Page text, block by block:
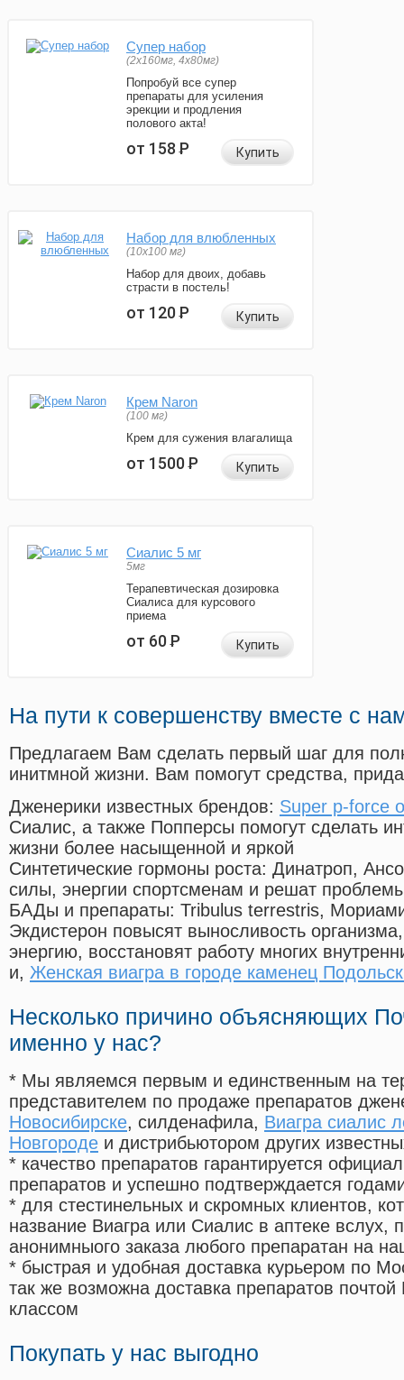
Супер набор
(2х160мг, 4х80мг)
Попробуй все супер
препараты для усиления
эрекции и продления
полового акта!
от 158Р Купить
Набор для влюбленных
(10х100 мг)
Набор для двоих, добавь
страсти в постель!
от 120Р Купить
Крем Naron
(100 мг)
Крем для сужения влагалища
от 1500Р Купить
Сиалис 5 мг
5мг
Терапевтическая дозировка
Сиалиса для курсового
приема
от 60Р Купить
На пути к совершенству вместе с
Предлагаем Вам сделать первый шаг для
инитмной жизни. Вам помогут средства,
Дженерики известных брендов: Super p-force
Сиалис, а также Попперсы помогут сделать
жизни более насыщенной и яркой
Синтетические гормоны роста: Динатроп,
силы, энергии спортсменам и решат
БАДы и препараты: Tribulus terrestris,
Экдистерон повысят выносливость
энергию, восстановят работу многих
и, Женская виагра в городе каменец
Несколько причино объясняющих
именно у нас?
* Мы являемся первым и единственным на
представителем по продаже препаратов
Новосибирске, силденафила, Виагра сиалис
Новгороде и дистрибьютором других
* качество препаратов гарантируется
препаратов и успешно подтверждается
* для стестинельных и скромных клиентов,
название Виагра или Сиалис в аптеке вслух,
анонимныого заказа любого препаратан на
* быстрая и удобная доставка курьером по
так же возможна доставка препаратов
классом
Покупать у нас выгодно